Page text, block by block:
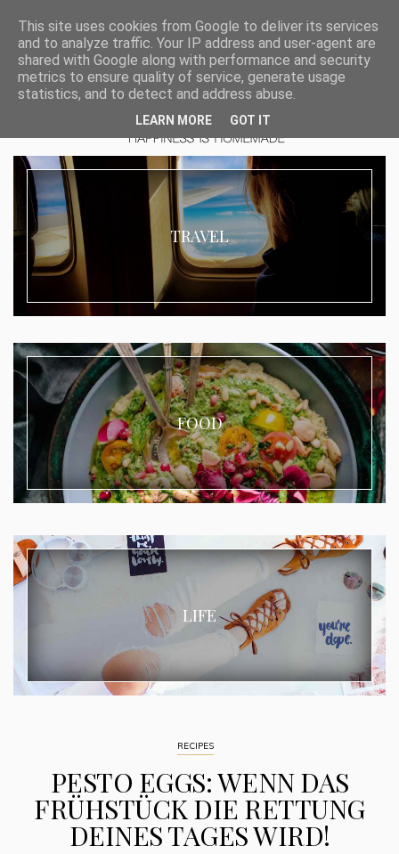
TRAVEL
FOOD
LIFE
RECIPES
PESTO EGGS: WENN DAS
FRÜHSTÜCK DIE RETTUNG
DEINES TAGES WIRD!
This site uses cookies from Google to deliver its services
and to analyze traffic. Your IP address and user-agent are
shared with Google along with performance and security
metrics to ensure quality of service, generate usage
statistics, and to detect and address abuse.
LEARN MORE GOT IT